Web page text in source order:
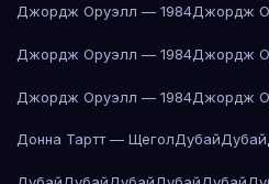
Джордж Оруэлл — 1984Джордж
Джордж Оруэлл — 1984Джордж
Джордж Оруэлл — 1984Джордж
Донна Тартт — ЩеголДубайДубай